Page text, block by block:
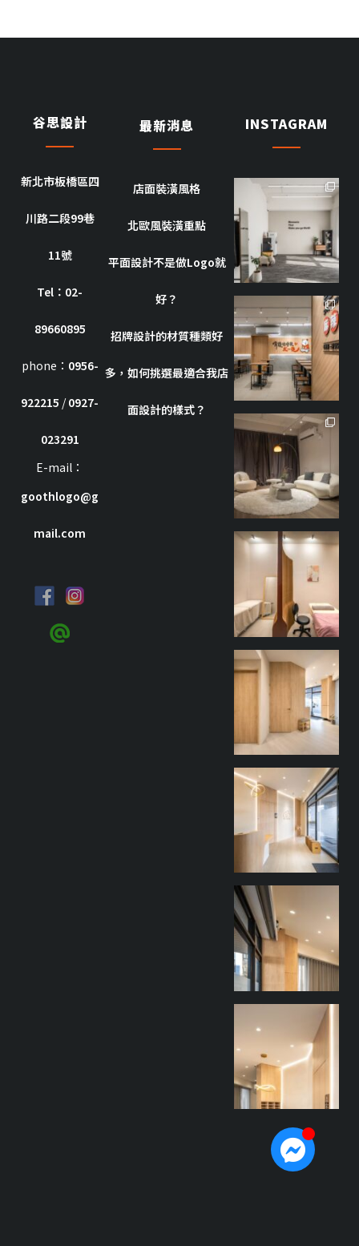
谷思設計
新北市板橋區四
川路二段99巷
11號
Tel：02-
89660895
phone： 0956-
922215 /0927-
023291
E-mail：
goothlogo@g
mail.com
最新消息
店面裝潢風格
北歐風裝潢重點
平面設計不是做Logo就
好？
招牌設計的材質種類好
多，如何挑選最適合我店
面設計的樣式？
INSTAGRAM
goothdesign
10 月 8
goothdesign
10 月 7
goothdesign
7 月 8
goothdesign
9 月 27
goothdesign
9 月 27
goothdesign
9 月 27
goothdesign
9 月 27
9 月 27